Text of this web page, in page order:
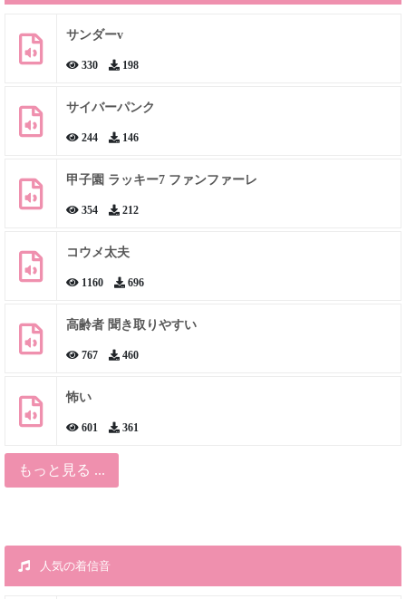
サンダーv
330 198
サイバーパンク
244 146
甲子園 ラッキー7 ファンファーレ
354 212
コウメ太夫
1160 696
高齢者 聞き取りやすい
767 460
怖い
601 361
もっと見る ...
人気の着信音